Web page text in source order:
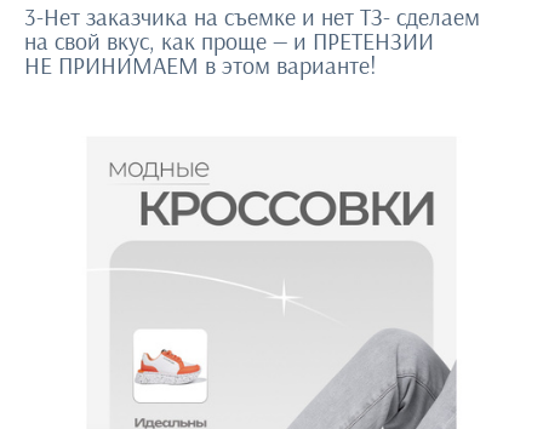
3-Нет заказчика на съемке и нет ТЗ- сделаем
на свой вкус, как проще — и ПРЕТЕНЗИИ
НЕ ПРИНИМАЕМ в этом варианте!